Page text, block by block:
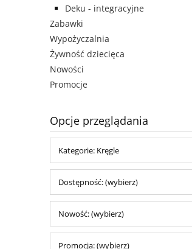
Deku - integracyjne
Zabawki
Wypożyczalnia
Żywność dziecięca
Nowości
Promocje
Opcje przeglądania
Kategorie: Kręgle
Dostępność: (wybierz)
Nowość: (wybierz)
Promocja: (wybierz)